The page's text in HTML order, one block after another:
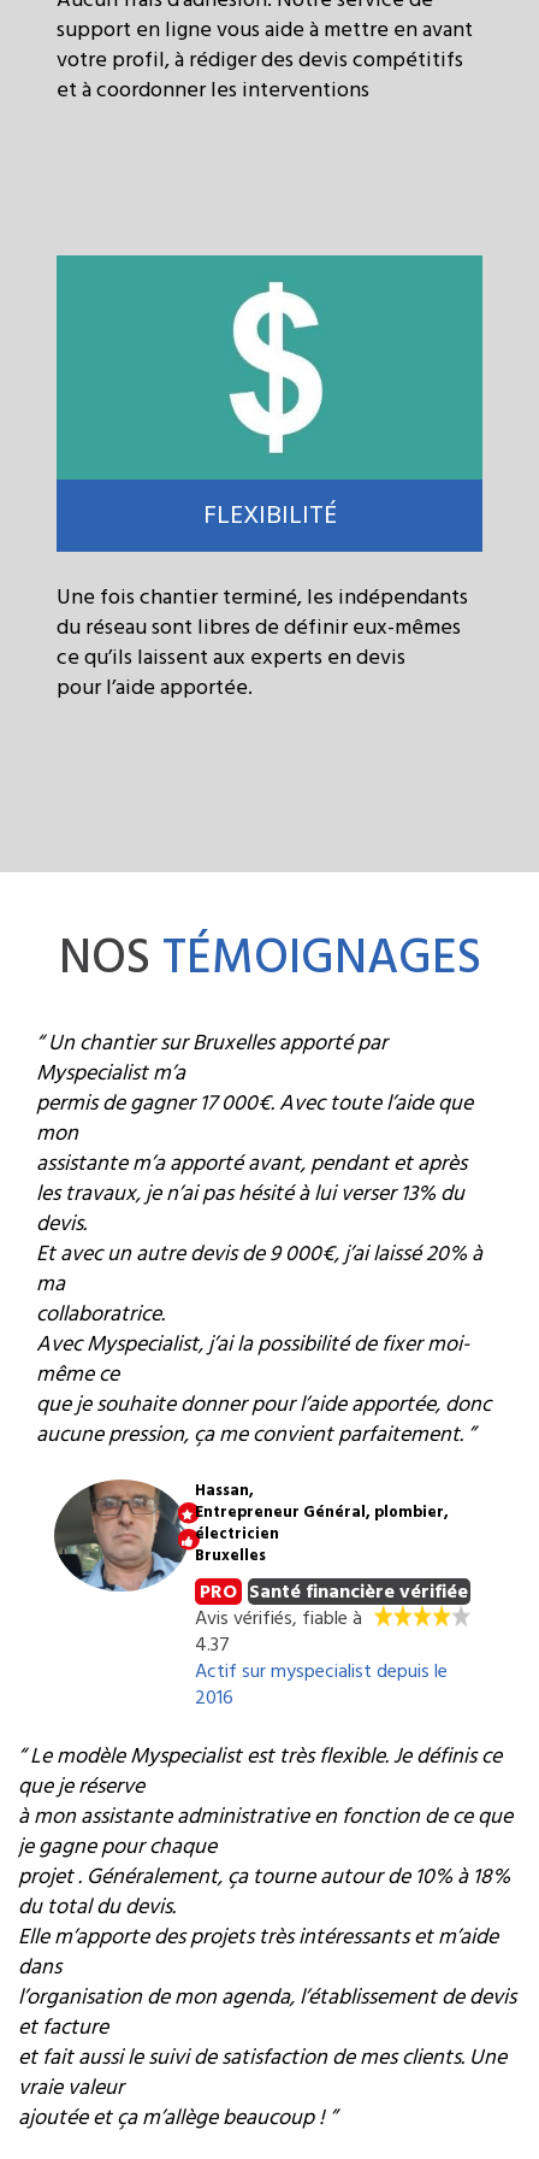
support en ligne vous aide à mettre en avant
votre profil, à rédiger des devis compétitifs
et à coordonner les interventions
FLEXIBILITÉ
Une fois chantier terminé, les indépendants
du réseau sont libres de définir eux-mêmes
ce qu’ils laissent aux experts en devis
pour l’aide apportée.
NOS TÉMOIGNAGES
“ Un chantier sur Bruxelles apporté par
Myspecialist m’a
permis de gagner 17 000€. Avec toute l’aide que
mon
assistante m’a apporté avant, pendant et après
les travaux, je n’ai pas hésité à lui verser 13% du
devis.
Et avec un autre devis de 9 000€, j’ai laissé 20% à
ma
collaboratrice.
Avec Myspecialist, j’ai la possibilité de fixer moi-
même ce
que je souhaite donner pour l’aide apportée, donc
aucune pression, ça me convient parfaitement. ”
Hassan,
Entrepreneur Général, plombier,
électricien
Bruxelles
PRO Santé financière vérifiée
Avis vérifiés, fiable à
4.37
Actif sur myspecialist depuis le
2016
“ Le modèle Myspecialist est très flexible. Je définis ce
que je réserve
à mon assistante administrative en fonction de ce que
je gagne pour chaque
projet . Généralement, ça tourne autour de 10% à 18%
du total du devis.
Elle m’apporte des projets très intéressants et m’aide
dans
l’organisation de mon agenda, l’établissement de devis
et facture
et fait aussi le suivi de satisfaction de mes clients. Une
vraie valeur
ajoutée et ça m’allège beaucoup ! ”